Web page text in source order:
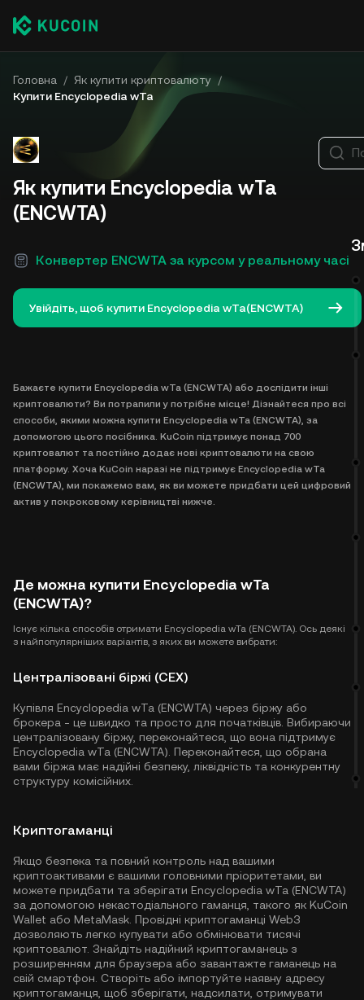
Головна / Як купити криптовалюту /
Купити Encyclopedia wTa
Як купити Encyclopedia wTa
(ENCWTA)
Конвертер ENCWTA за курсом у реальному часі
Увійдіть, щоб купити Encyclopedia wTa(ENCWTA)
Бажаєте купити Encyclopedia wTa (ENCWTA) або дослідити інші
криптовалюти? Ви потрапили у потрібне місце! Дізнайтеся про всі
способи, якими можна купити Encyclopedia wTa (ENCWTA), за
допомогою цього посібника. KuCoin підтримує понад 700
криптовалют та постійно додає нові криптовалюти на свою
платформу. Хоча KuCoin наразі не підтримує Encyclopedia wTa
(ENCWTA), ми покажемо вам, як ви можете придбати цей цифровий
актив у покроковому керівництві нижче.
Де можна купити Encyclopedia wTa
(ENCWTA)?
Існує кілька способів отримати Encyclopedia wTa (ENCWTA). Ось деякі
з найпопулярніших варіантів, з яких ви можете вибрати:
Централізовані біржі (CEX)
Купівля Encyclopedia wTa (ENCWTA) через біржу або
брокера - це швидко та просто для початківців. Вибираючи
централізовану біржу, переконайтеся, що вона підтримує
Encyclopedia wTa (ENCWTA). Переконайтеся, що обрана
вами біржа має надійні безпеку, ліквідність та конкурентну
структуру комісійних.
Криптогаманці
Якщо безпека та повний контроль над вашими
криптоактивами є вашими головними пріоритетами, ви
можете придбати та зберігати Encyclopedia wTa (ENCWTA)
за допомогою некастодіального гаманця, такого як KuCoin
Wallet або MetaMask. Провідні криптогаманці Web3
дозволяють легко купувати або обмінювати тисячі
криптовалют. Знайдіть надійний криптогаманець з
розширенням для браузера або завантажте гаманець на
свій смартфон. Створіть або імпортуйте наявну адресу
криптогаманця, щоб зберігати, надсилати, отримувати